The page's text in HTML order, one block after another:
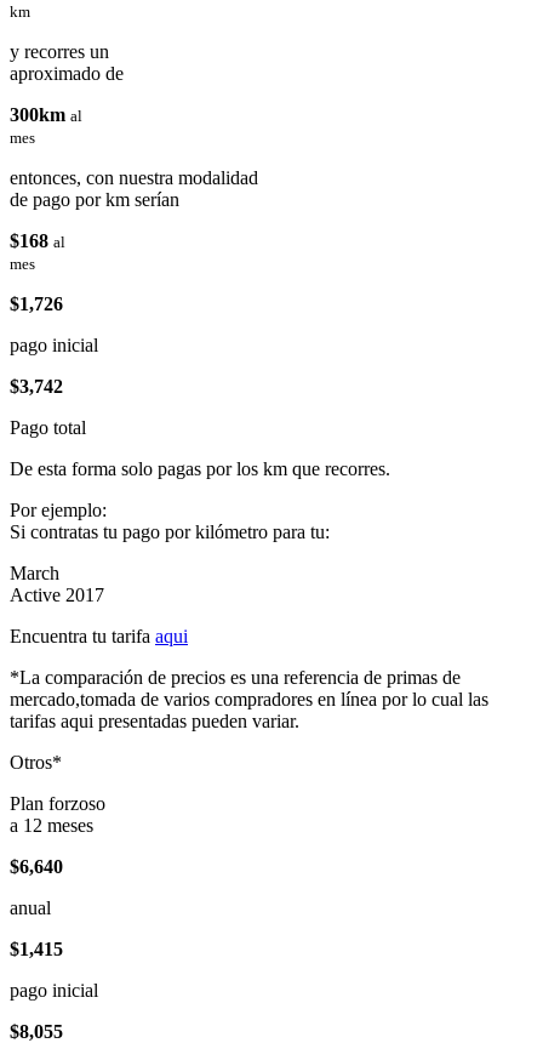
km
y recorres un
aproximado de
300km al
mes
entonces, con nuestra modalidad
de pago por km serían
$168 al
mes
$1,726
pago inicial
$3,742
Pago total
De esta forma solo pagas por los km que recorres.
Por ejemplo:
Si contratas tu pago por kilómetro para tu:
March
Active 2017
Encuentra tu tarifa aqui
*La comparación de precios es una referencia de primas de
mercado,tomada de varios compradores en línea por lo cual las
tarifas aqui presentadas pueden variar.
Otros*
Plan forzoso
a 12 meses
$6,640
anual
$1,415
pago inicial
$8,055